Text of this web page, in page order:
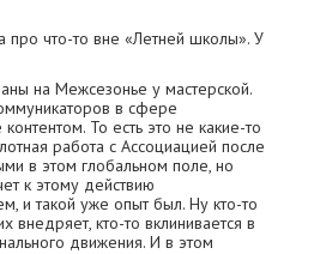
про что-то вне «Летней школы». У
на Межсезонье у мастерской.
в сфере
То есть это не какие-то
работа с Ассоциацией после
в этом глобальном поле, но
к этому действию
и такой уже опыт был. Ну кто-то
внедряет, кто-то вклинивается в
движения. И в этом